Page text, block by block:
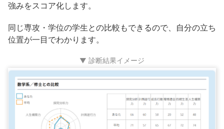
強みをスコア化します。
同じ専攻・学位の学生との比較もできるので、自分の立ち
位置が一目でわかります。
▼ 診断結果イメージ